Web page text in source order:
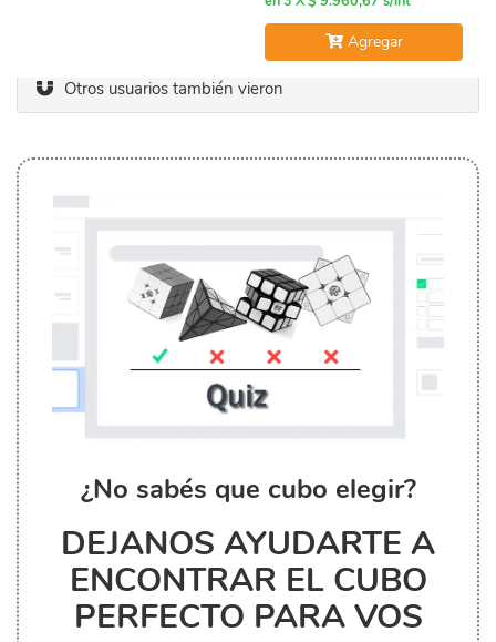
Agregar
Otros usuarios también vieron
¿No sabés que cubo elegir?
DEJANOS AYUDARTE A
ENCONTRAR EL CUBO
PERFECTO PARA VOS